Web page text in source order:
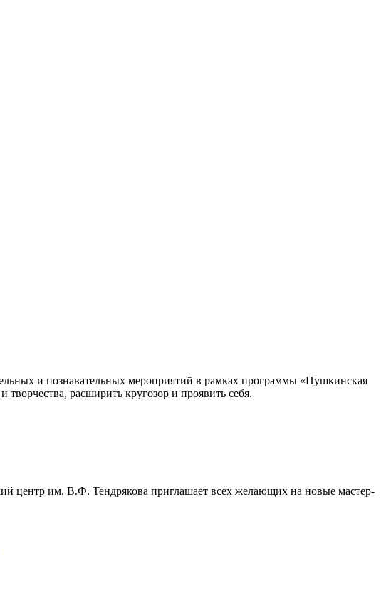
и познавательных мероприятий в рамках программы «Пушкинская
расширить кругозор и проявить себя.
центр им. В.Ф. Тендрякова приглашает всех желающих на новые мастер-